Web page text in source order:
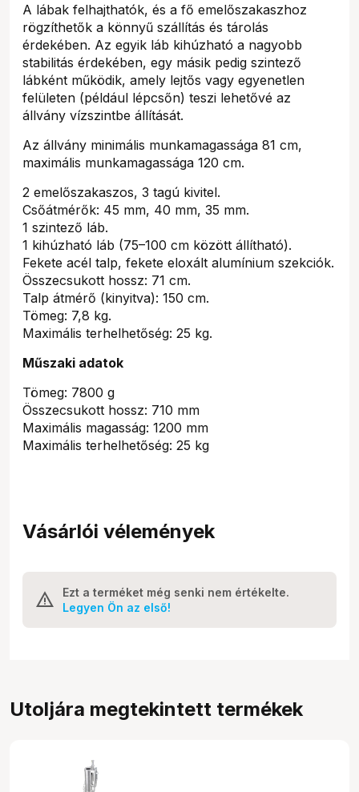
A lábak felhajthatók, és a fő emelőszakaszhoz
rögzíthetők a könnyű szállítás és tárolás
érdekében. Az egyik láb kihúzható a nagyobb
stabilitás érdekében, egy másik pedig szintező
lábként működik, amely lejtős vagy egyenetlen
felületen (például lépcsőn) teszi lehetővé az
állvány vízszintbe állítását.
Az állvány minimális munkamagassága 81 cm,
maximális munkamagassága 120 cm.
2 emelőszakaszos, 3 tagú kivitel.
Csőátmérők: 45 mm, 40 mm, 35 mm.
1 szintező láb.
1 kihúzható láb (75–100 cm között állítható).
Fekete acél talp, fekete eloxált alumínium szekciók.
Összecsukott hossz: 71 cm.
Talp átmérő (kinyitva): 150 cm.
Tömeg: 7,8 kg.
Maximális terhelhetőség: 25 kg.
Műszaki adatok
Tömeg: 7800 g
Összecsukott hossz: 710 mm
Maximális magasság: 1200 mm
Maximális terhelhetőség: 25 kg
Vásárlói vélemények
Ezt a terméket még senki nem értékelte.
Legyen Ön az első!
Utoljára megtekintett termékek